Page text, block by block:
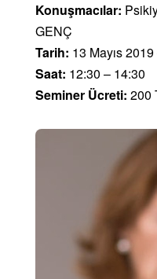
Konuşmacılar:
GENÇ
Tarih: 13 Mayıs
Saat: 12:30 – 14:30
Seminer Ücreti: 200